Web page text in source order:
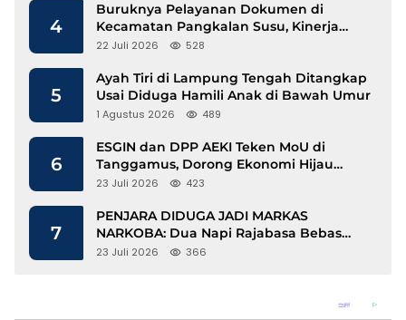
4
Buruknya Pelayanan Dokumen di
Kecamatan Pangkalan Susu, Kinerja
Disdukcapil Langkat Disorot
22 Juli 2026 528
5
Ayah Tiri di Lampung Tengah Ditangkap
Usai Diduga Hamili Anak di Bawah Umur
1 Agustus 2026 489
6
ESGIN dan DPP AEKI Teken MoU di
Tanggamus, Dorong Ekonomi Hijau
Berbasis Kopi dan Perdagangan Karbon
23 Juli 2026 423
7
PENJARA DIDUGA JADI MARKAS
NARKOBA: Dua Napi Rajabasa Bebas
Gunakan HP, Muncul Dugaan
23 Juli 2026 366